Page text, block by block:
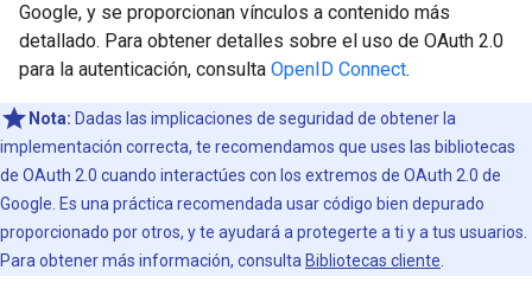
Google, y se proporcionan vínculos a contenido más
detallado. Para obtener detalles sobre el uso de OAuth 2.0
para la autenticación, consulta OpenID Connect.
Nota: Dadas las implicaciones de seguridad de obtener la
implementación correcta, te recomendamos que uses las bibliotecas
de OAuth 2.0 cuando interactúes con los extremos de OAuth 2.0 de
Google. Es una práctica recomendada usar código bien depurado
proporcionado por otros, y te ayudará a protegerte a ti y a tus usuarios.
Para obtener más información, consulta Bibliotecas cliente